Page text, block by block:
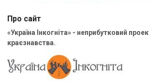
Про сайт
«Україна Інкогніта» - неприбутковий
краєзнавства.